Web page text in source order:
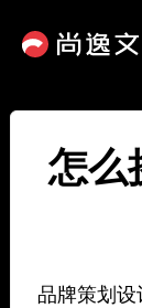
怎么
品牌策划